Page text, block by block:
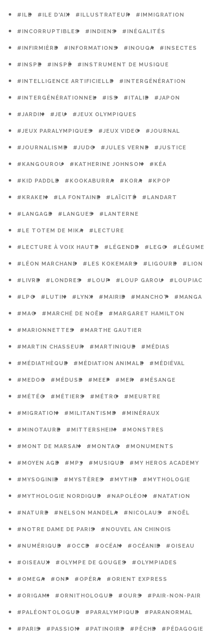
#ILE #ILE D'AIX #ILLUSTRATEUR #IMMIGRATION
#INCORRUPTIBLES #INDIENS #INÉGALITÉS
#INFIRMIÈRE #INFORMATIONS #INOUQA #INSECTES
#INSPE #INSPÉ #INSTRUMENT DE MUSIQUE
#INTELLIGENCE ARTIFICIELLE #INTERGÉNÉRATION
#INTERGÉNÉRATIONNEL #ISS #ITALIE #JAPON
#JARDIN #JEU #JEUX OLYMPIQUES
#JEUX PARALYMPIQUES #JEUX VIDEO #JOURNAL
#JOURNALISME #JUDO #JULES VERNE #JUSTICE
#KANGOUROU #KATHERINE JOHNSON #KÉA
#KID PADDLE #KOOKABURRA #KORA #KPOP
#KRAKEN #LA FONTAINE #LAÏCITÉ #LANDART
#LANGAGE #LANGUES #LANTERNE
#LE TOTEM DE MIKA #LECTURE
#LECTURE À VOIX HAUTE #LÉGENDE #LEGO #LÉGUME
#LÉON MARCHAND #LES KOKEMARS #LIGOURE #LION
#LIVRE #LONDRES #LOUP #LOUP GAROU #LOUPIAC
#LPO #LUTIN #LYNX #MAIRIE #MANCHOT #MANGA
#MAO #MARCHÉ DE NOËL #MARGARET HAMILTON
#MARIONNETTES #MARTHE GAUTIER
#MARTIN CHASSEUR #MARTINIQUE #MÉDIAS
#MÉDIATHÈQUE #MÉDIATION ANIMALE #MÉDIÉVAL
#MEDOC #MÉDUSE #MEEF #MER #MÉSANGE
#MÉTÉO #MÉTIERS #MÉTRO #MEURTRE
#MIGRATION #MILITANTISME #MINÉRAUX
#MINOTAURE #MITTERSHEIM #MONSTRES
#MONT DE MARSAN #MONTAG #MONUMENTS
#MOYEN AGE #MP3 #MUSIQUE #MY HEROS ACADEMY
#MYSOGINIE #MYSTÈRES #MYTHE #MYTHOLOGIE
#MYTHOLOGIE NORDIQUE #NAPOLÉON #NATATION
#NATURE #NELSON MANDELA #NICOLAUS #NOËL
#NOTRE DAME DE PARIS #NOUVEL AN CHINOIS
#NUMÉRIQUE #OCCE #OCÉAN #OCÉANIE #OISEAU
#OISEAUX #OLYMPE DE GOUGES #OLYMPIADES
#OMEGA #ONF #OPÉRA #ORIENT EXPRESS
#ORIGAMI #ORNITHOLOGUE #OURS #PAIR-NON-PAIR
#PALÉONTOLOGUE #PARALYMPIQUE #PARANORMAL
#PARIS #PASSION #PATINOIRE #PÊCHE #PÉDAGOGIE